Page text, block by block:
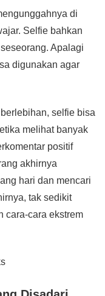
di
Selfie bahkan
Apalagi
digunakan agar
selfie bisa
melihat banyak
positif
akhirnya
hari dan mencari
tak sedikit
cara-cara ekstrem